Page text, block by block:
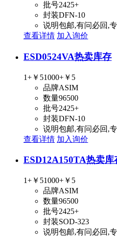
批号2425+
封装DFN-10
说明包邮,有问必回,
查看详情 加入询价
ESD0524VA热卖库存
1+ ￥51000+ ￥5
品牌ASIM
数量96500
批号2425+
封装DFN-10
说明包邮,有问必回,
查看详情 加入询价
ESD12A150TA热卖库
1+ ￥51000+ ￥5
品牌ASIM
数量96500
批号2425+
封装SOD-323
说明包邮,有问必回,